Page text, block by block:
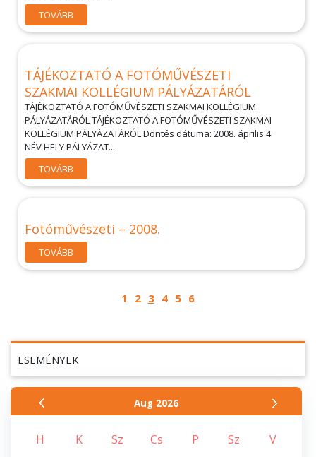
ESEMÉNYEK
Aug 2026
H K Sz Cs P Sz
V
TOVÁBB
TÁJÉKOZTATÓ A FOTÓMŰVÉSZETI
SZAKMAI KOLLÉGIUM PÁLYÁZATÁRÓL
TÁJÉKOZTATÓ A FOTÓMŰVÉSZETI SZAKMAI KOLLÉGIUM
PÁLYÁZATÁRÓL TÁJÉKOZTATÓ A FOTÓMŰVÉSZETI SZAKMAI
KOLLÉGIUM PÁLYÁZATÁRÓL Döntés dátuma: 2008. április 4.
NÉV HELY PÁLYÁZAT...
TOVÁBB
Fotóművészeti – 2008.
TOVÁBB
1 2 3 4 5 6